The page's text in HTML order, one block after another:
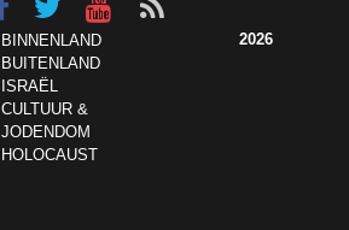
BINNENLAND
BUITENLAND
ISRAËL
CULTUUR &
JODENDOM
HOLOCAUST
2026